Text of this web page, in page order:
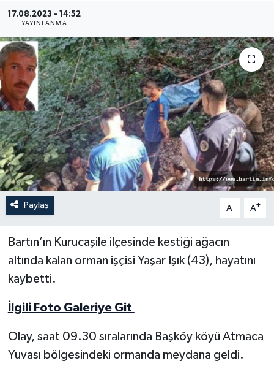
17.08.2023 - 14:52
YAYINLANMA
Paylaş A- A+
Bartın’ın Kurucaşile ilçesinde kestiği ağacın
altında kalan orman işçisi Yaşar Işık (43), hayatını
kaybetti.
İlgili Foto Galeriye Git
Olay, saat 09.30 sıralarında Başköy köyü Atmaca
Yuvası bölgesindeki ormanda meydana geldi.
Medya
Sağlık
Sinema
Sivil Toplum
Siyaset
Spor
Tarım
Turizm
Yaşam
Yerel Yönetimler
DÜNYA